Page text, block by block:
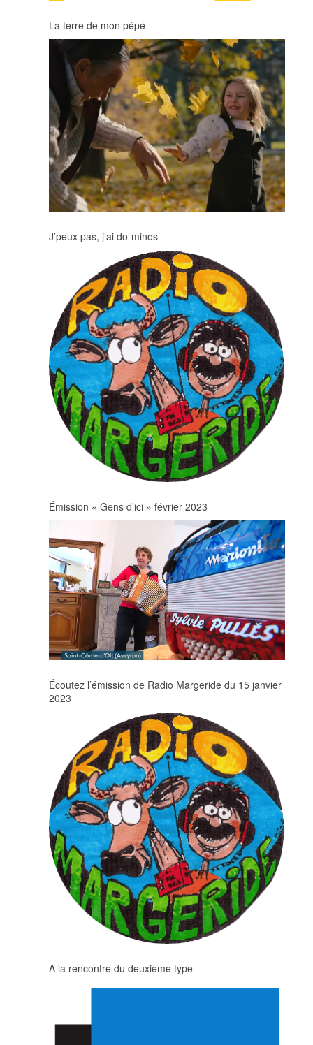
La terre de mon pépé
J’peux pas, j’ai do-minos
Émission « Gens d’ici » février 2023
Écoutez l’émission de Radio Margeride du 15 janvier
2023
A la rencontre du deuxième type